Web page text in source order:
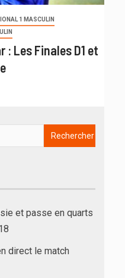
1 MASCULIN
: Les Finales D1 et
et passe en quarts
direct le match